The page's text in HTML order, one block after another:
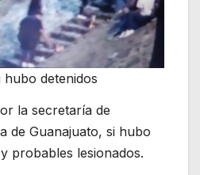
detenidos
la secretaría de
de Guanajuato, si hubo
probables lesionados.